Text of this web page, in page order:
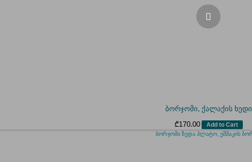
ბორჯომი, ქალაქის ხედი
₾170.00 Add to Cart